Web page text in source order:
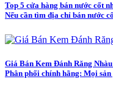
Top 5 cửa hàng bán nước cốt
Nếu cần tìm địa chỉ bán nước
Giá Bán Kem Đánh Răng
Phân phối chính hãng: Mọi